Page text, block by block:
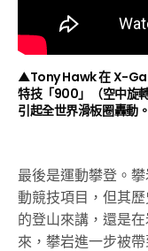
▲Tony Hawk 在 X-
特技「900」（空中旋
引起全世界滑板圈轟動。
最後是運動攀登。
動競技項目，但其
的登山來講，還是
來，攀岩進一步被